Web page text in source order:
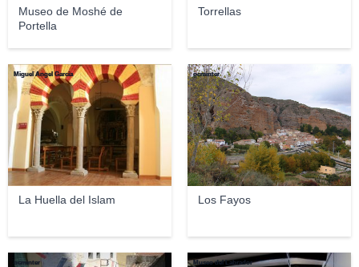
Museo de Moshé de
Portella
Torrellas
La Huella del Islam
Miguel Ángel García
Los Fayos
ocminter
ocminter Museo del Labrador